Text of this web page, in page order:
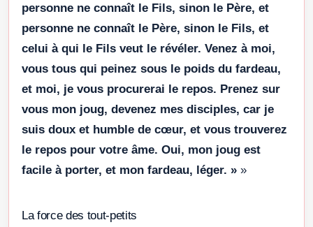
personne ne connaît le Fils, sinon le Père, et
personne ne connaît le Père, sinon le Fils, et
celui à qui le Fils veut le révéler. Venez à moi,
vous tous qui peinez sous le poids du fardeau,
et moi, je vous procurerai le repos. Prenez sur
vous mon joug, devenez mes disciples, car je
suis doux et humble de cœur, et vous trouverez
le repos pour votre âme. Oui, mon joug est
facile à porter, et mon fardeau, léger. » »
La force des tout-petits